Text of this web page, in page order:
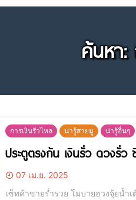
ค้นหา:
การเงินรั่วไหล น่ารู้สายมู น่ารู้อื่นๆ
ประตูตรงกัน เงินรั่ว ดวงรั่ว
07 เม.ย. 2025
เซ็ทค้าขายร่ำรวย โมบายฮวงจุ้ยน้ำ